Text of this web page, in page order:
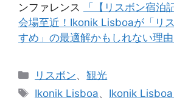
ンファレンス
「【リスボン宿
会場至近！Ikonik Lisboaが「リ
すめ」の最適解かもしれない理
カ
テ
リスボン、観光
タ
Ikonik Lisboa、 Ikonik